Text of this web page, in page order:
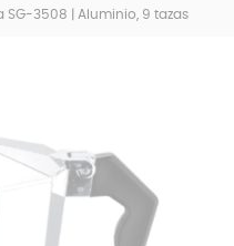
3508 | Aluminio, 9 tazas